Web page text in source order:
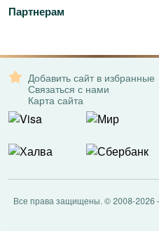
Партнерам
Добавить сайт в избранные
Связаться с нами
Карта сайта
Все права защищены. © 2008-2026